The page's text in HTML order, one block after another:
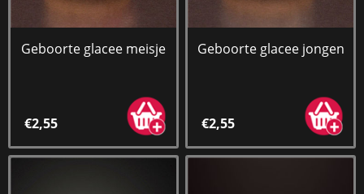
Geboorte glacee meisje
€2,55
Geboorte glacee jongen
€2,55